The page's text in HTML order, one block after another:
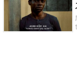
在之前很多国家都